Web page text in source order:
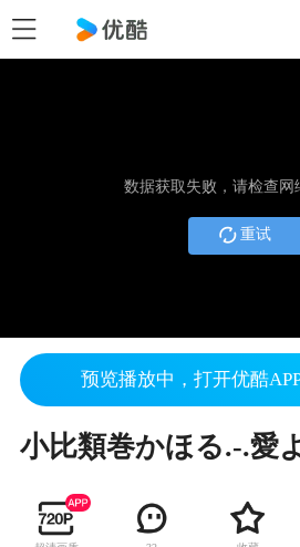
数据获取失败，请检查网
重试
预览播放中，打开优酷